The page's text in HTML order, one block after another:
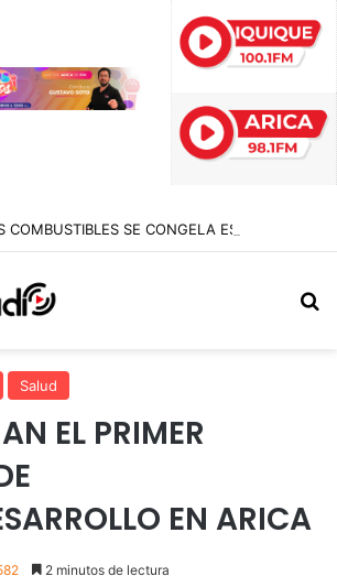
Salud
EL PRIMER
EN ARICA
2 minutos de lectura